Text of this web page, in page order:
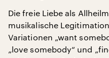
Die freie Liebe als
musikalische
Variationen „want
„love somebody“ und